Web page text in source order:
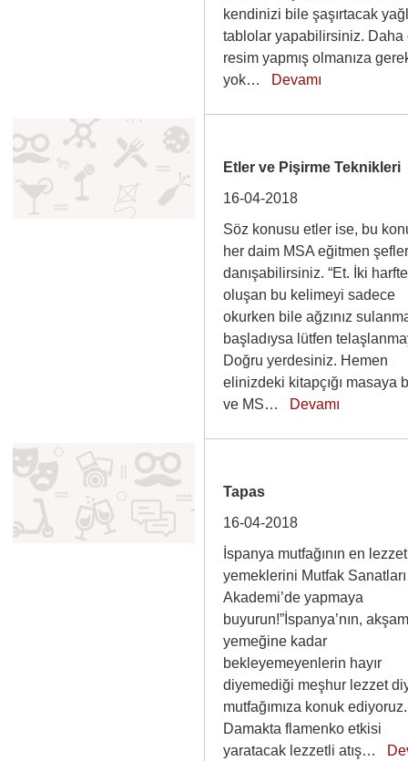
kendinizi bile şaşırtacak
tablolar yapabilirsiniz. Daha
resim yapmış olmanıza
yok… Devamı
Etler ve Pişirme Teknikleri
16-04-2018
Söz konusu etler ise, bu
her daim MSA eğitmen
danışabilirsiniz. “Et. İki
oluşan bu kelimeyi sadece
okurken bile ağzınız
başladıysa lütfen
Doğru yerdesiniz. Hemen
elinizdeki kitapçığı masaya
ve MS… Devamı
Tapas
16-04-2018
İspanya mutfağının en
yemeklerini Mutfak Sanatları
Akademi’de yapmaya
buyurun!”İspanya’nın,
yemeğine kadar
bekleyemeyenlerin hayır
diyemediği meşhur lezzet
mutfağımıza konuk ediyoruz.
Damakta flamenko etkisi
yaratacak lezzetli atış…